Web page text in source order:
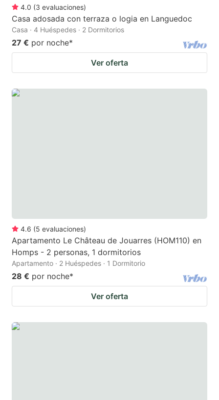
4.0 (3 evaluaciones)
Casa adosada con terraza o logia en Languedoc
Casa · 4 Huéspedes · 2 Dormitorios
27 € por noche*
Ver oferta
4.6 (5 evaluaciones)
Apartamento Le Château de Jouarres (HOM110) en
Homps - 2 personas, 1 dormitorios
Apartamento · 2 Huéspedes · 1 Dormitorio
28 € por noche*
Ver oferta